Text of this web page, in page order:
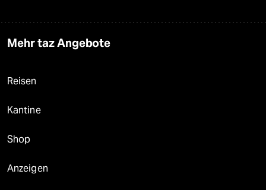
Mehr taz Angebote
Reisen
Kantine
Shop
Anzeigen